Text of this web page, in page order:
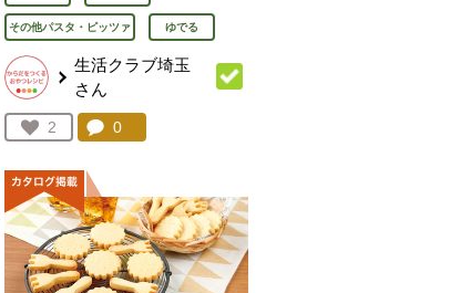
その他パスタ・ピッツァ ゆでる
生活クラブ埼玉
さん
お気に入り登録：
2
人が登録
コメント：
0件。コメントを見る。